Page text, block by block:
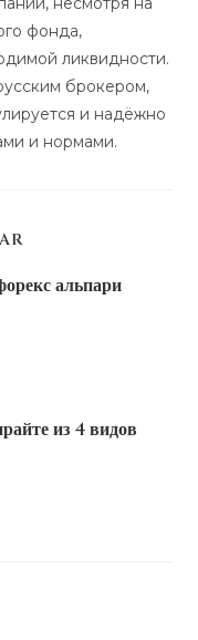
фонда,
ликвидности.
брокером,
и надёжно
и нормами.
альпари
из 4 видов